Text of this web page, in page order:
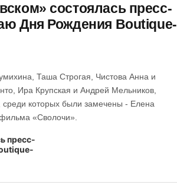
состоялась пресс-
Дня Рождения Boutique-
Таша Строгая, Чистова Анна и
Ира Крупская и Андрей Мельников,
среди которых были замечены - Елена
«Сволочи».